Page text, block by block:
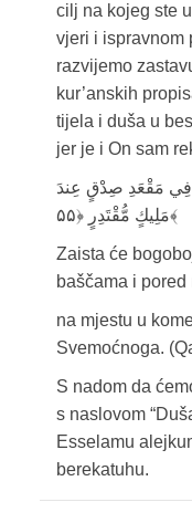
cilj na kojeg ste
vjeri i ispravnom
razvijemo
kur’anskih
tijela i duša u
jer je i On sam
فِي جَنَّاتٍ وَنَهَرٍ ﴿۵۴﴾ فِي مَقْعَدِ صِدْقٍ عِندَ
مَلِيكٍ مُّقْتَدِرٍ ﴿۵۵﴾
Zaista će
baščama i pored
na mjestu u
Svemoćnoga.
S nadom da
s naslovom
Esselamu
berekatuhu.